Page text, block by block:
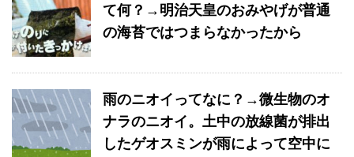
て何？→明治天皇のおみやげが普通
の海苔ではつまらなかったから
雨のニオイってなに？→微生物のオ
ナラのニオイ。土中の放線菌が排出
したゲオスミンが雨によって空中に